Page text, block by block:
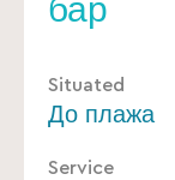
бар
Situated
До плажа
Service